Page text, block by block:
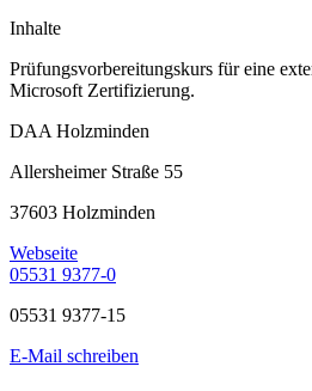
Inhalte
Prüfungsvorbereitungskurs für eine
Microsoft Zertifizierung.
DAA Holzminden
Allersheimer Straße 55
37603 Holzminden
Webseite
05531 9377-0
05531 9377-15
E-Mail schreiben